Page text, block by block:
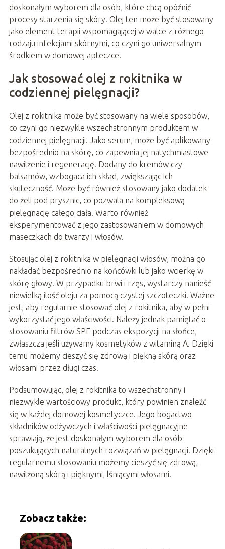
doskonałym wyborem dla osób, które chcą opóźnić
procesy starzenia się skóry. Olej ten może być stosowany
jako element terapii wspomagającej w walce z różnego
rodzaju infekcjami skórnymi, co czyni go uniwersalnym
środkiem w domowej apteczce.
Jak stosować olej z rokitnika w
codziennej pielęgnacji?
Olej z rokitnika może być stosowany na wiele sposobów,
co czyni go niezwykle wszechstronnym produktem w
codziennej pielęgnacji. Jako serum, może być aplikowany
bezpośrednio na skórę, co zapewnia jej natychmiastowe
nawilżenie i regenerację. Dodany do kremów czy
balsamów, wzbogaca ich skład, zwiększając ich
skuteczność. Może być również stosowany jako dodatek
do żeli pod prysznic, co pozwala na kompleksową
pielęgnację całego ciała. Warto również
eksperymentować z jego zastosowaniem w domowych
maseczkach do twarzy i włosów.
Stosując olej z rokitnika w pielęgnacji włosów, można go
nakładać bezpośrednio na końcówki lub jako wcierkę w
skórę głowy. W przypadku brwi i rzęs, wystarczy nanieść
niewielką ilość oleju za pomocą czystej szczoteczki. Ważne
jest, aby regularnie stosować olej z rokitnika, aby w pełni
wykorzystać jego właściwości. Należy jednak pamiętać o
stosowaniu filtrów SPF podczas ekspozycji na słońce,
zwłaszcza jeśli używamy kosmetyków z witaminą A. Dzięki
temu możemy cieszyć się zdrową i piękną skórą oraz
włosami przez długi czas.
Podsumowując, olej z rokitnika to wszechstronny i
niezwykle wartościowy produkt, który powinien znaleźć
się w każdej domowej kosmetyczce. Jego bogactwo
składników odżywczych i właściwości pielęgnacyjne
sprawiają, że jest doskonałym wyborem dla osób
poszukujących naturalnych rozwiązań w pielęgnacji. Dzięki
regularnemu stosowaniu możemy cieszyć się zdrową,
nawilżoną skórą i pięknymi, lśniącymi włosami.
Zobacz także: